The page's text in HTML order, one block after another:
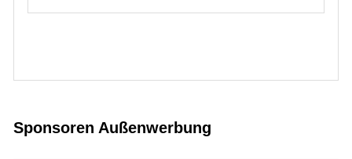
Sponsoren Außenwerbung